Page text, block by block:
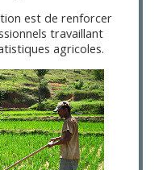
est de renforcer
travaillant
agricoles.